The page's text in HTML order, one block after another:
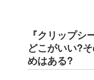
『クリップシ
どこがいい?
めはある?